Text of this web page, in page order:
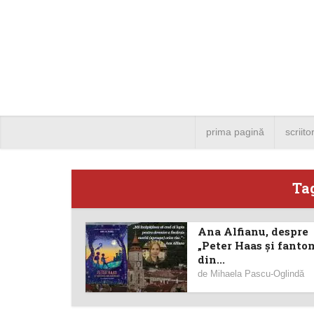
prima pagină
Ana Alfianu, despre
„Peter Haas și
din...
de Mihaela Pascu-Oglindă